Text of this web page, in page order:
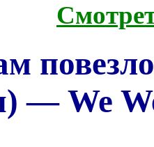
— We